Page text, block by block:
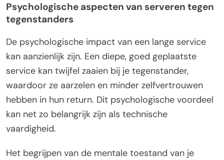
Psychologische aspecten van serveren tegen
tegenstanders
De psychologische impact van een lange service
kan aanzienlijk zijn. Een diepe, goed geplaatste
service kan twijfel zaaien bij je tegenstander,
waardoor ze aarzelen en minder zelfvertrouwen
hebben in hun return. Dit psychologische voordeel
kan net zo belangrijk zijn als technische
vaardigheid.
Het begrijpen van de mentale toestand van je